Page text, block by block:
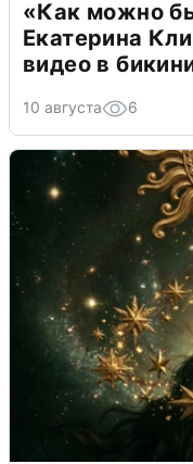
«Как можно
Екатерина
видео в
10 августа 6